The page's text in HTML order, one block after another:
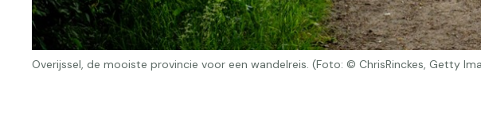
Overijssel, de mooiste provincie voor een wandelreis. (Foto: © ChrisRinckes, Getty